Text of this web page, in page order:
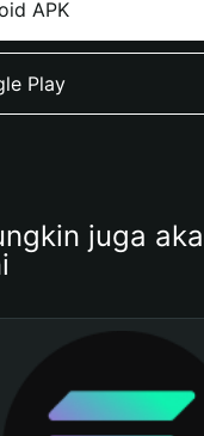
APK
Play
juga